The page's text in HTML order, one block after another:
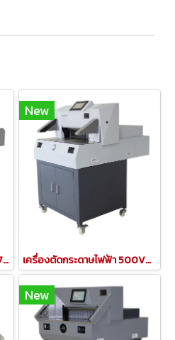
เครื่องตัดกระดาษไฮดรอลิค 670PX
New
เครื่องตัดกระดาษไฟฟ้า 500V9 Program-control
New